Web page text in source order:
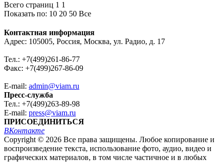
Всего страниц 1 1
Показать по: 10 20 50 Все
Контактная информация
Адрес: 105005, Россия, Москва, ул. Радио, д. 17
Тел.: +7(499)261-86-77
Факс: +7(499)267-86-09
E-mail: admin@viam.ru
Пресс-служба
Тел.: +7(499)263-89-98
E-mail: press@viam.ru
ПРИСОЕДИНИТЬСЯ
ВКонтакте
Copyright © 2026 Все права защищены. Любое копирование и
воспроизведение текста, использование фото, аудио, видео и
графических материалов, в том числе частичное и в любых